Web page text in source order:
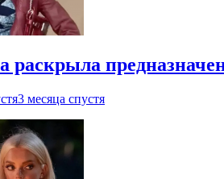
раскрыла
3 месяца спустя